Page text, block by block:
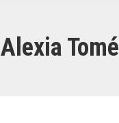
Alexia Tomé